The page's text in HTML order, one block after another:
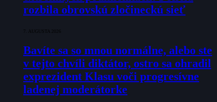
rozbila obrovskú zločineckú sieť
7. AUGUSTA 2026
Bavíte sa so mnou normálne, alebo ste
v tejto chvíli diktátor, ostro sa ohradil
exprezident Klasu voči progresívne
ladenej moderátorke